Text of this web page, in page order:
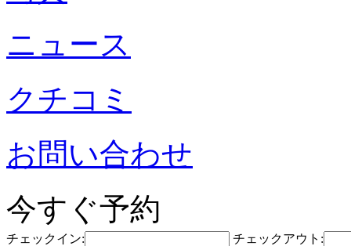
ニュース
クチコミ
お問い合わせ
今すぐ予約
チェックイン: チェックアウト: